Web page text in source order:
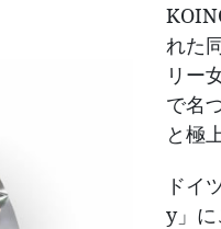
れた
リー
で名
と極
ドイ
y」に